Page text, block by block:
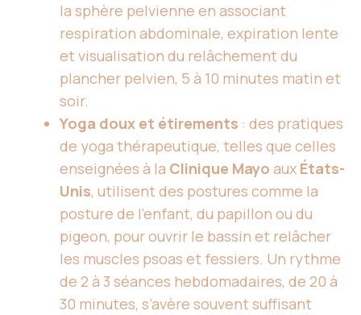
la sphère pelvienne en associant
respiration abdominale, expiration lente
et visualisation du relâchement du
plancher pelvien, 5 à 10 minutes matin et
soir.
Yoga doux et étirements : des pratiques
de yoga thérapeutique, telles que celles
enseignées à la Clinique Mayo aux États-
Unis, utilisent des postures comme la
posture de l’enfant, du papillon ou du
pigeon, pour ouvrir le bassin et relâcher
les muscles psoas et fessiers. Un rythme
de 2 à 3 séances hebdomadaires, de 20 à
30 minutes, s’avère souvent suffisant